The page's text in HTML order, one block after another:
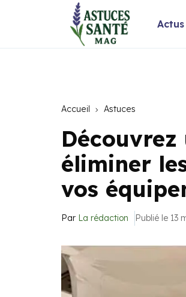
Actus
Accueil Astuces
éliminer
vos
Par La rédaction Publié le 13